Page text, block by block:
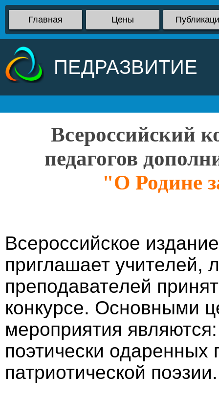
Главная Цены
ПЕДРАЗВИТИЕ
Всероссийский
педагогов
"О Родине
Всероссийское
приглашает учителей,
преподавателей
конкурсе. Основными
мероприятия
поэтически одаренных
патриотической поэзии.